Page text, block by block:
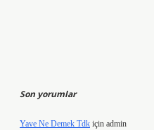
Son yorumlar
Yave Ne Demek Tdk için admin